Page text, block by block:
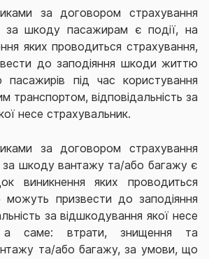
за договором страхування
за шкоду пасажирам є події, на
яких проводиться страхування,
до заподіяння шкоди життю
пасажирів під час користування
транспортом, відповідальність за
несе страхувальник.
за договором страхування
за шкоду вантажу та/або багажу є
виникнення яких проводиться
можуть призвести до заподіяння
за відшкодування якої несе
а саме: втрати, знищення та
та/або багажу, за умови, що